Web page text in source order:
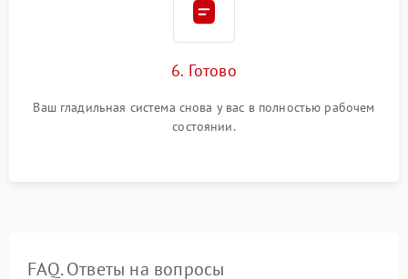
6. Готово
Ваш гладильная система снова у вас в полностью рабочем
состоянии.
FAQ. Ответы на вопросы